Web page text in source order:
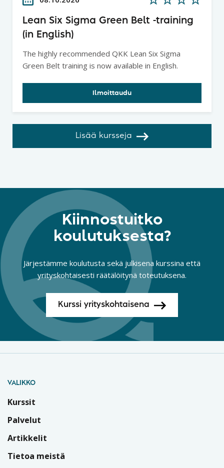
Lean Six Sigma Green Belt -training
(in English)
The highly recommended QKK Lean Six Sigma
Green Belt training is now available in English.
Ilmoittaudu
Lisää kursseja
Kiinnostuitko
koulutuksesta?
Järjestämme koulutusta sekä julkisena kurssina että
yrityskohtaisesti räätälöitynä toteutuksena.
Kurssi yrityskohtaisena
VALIKKO
Kurssit
Palvelut
Artikkelit
Tietoa meistä